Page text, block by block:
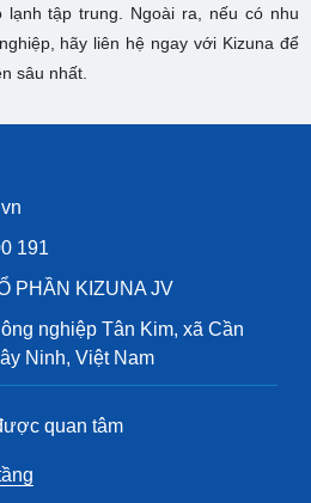
lạnh tập trung. Ngoài ra, nếu có nhu
hãy liên hệ ngay với Kizuna để
sâu nhất.
191
PHẦN KIZUNA JV
nghiệp Tân Kim, xã Cần
Ninh, Việt Nam
quan tâm